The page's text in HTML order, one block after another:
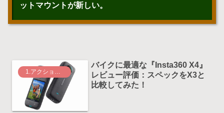
ットマウントが新しい。
1.アクションカメラ
バイクに最適な『Insta360 X4』
レビュー評価：スペックをX3と
比較してみた！